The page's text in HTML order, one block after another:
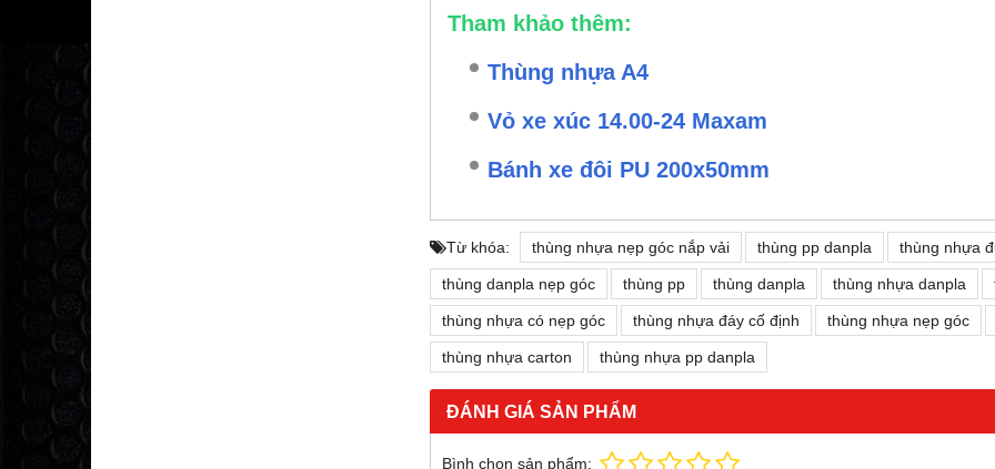
Tham khảo thêm:
Thùng nhựa A4
Vỏ xe xúc 14.00-24 Maxam
Bánh xe đôi PU 200x50mm
Từ khóa: thùng nhựa nẹp góc nắp vải thùng pp danpla thùng nhựa
thùng danpla nẹp góc thùng pp thùng danpla thùng nhựa danpla
thùng nhựa có nẹp góc thùng nhựa đáy cố định thùng nhựa nẹp góc
thùng nhựa carton thùng nhựa pp danpla
ĐÁNH GIÁ SẢN PHẨM
Bình chọn sản phẩm: